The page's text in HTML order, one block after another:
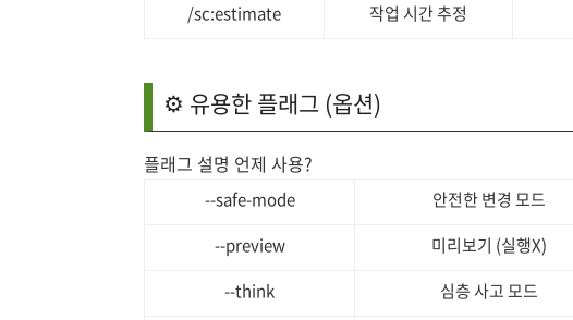
/sc:estimate
작업 시간 추정
⚙️ 유용한 플래그 (옵션)
플래그 설명 언제 사용?
--safe-mode 안전한 변경 모드
--preview
미리보기 (실행X)
--think
심층 사고 모드